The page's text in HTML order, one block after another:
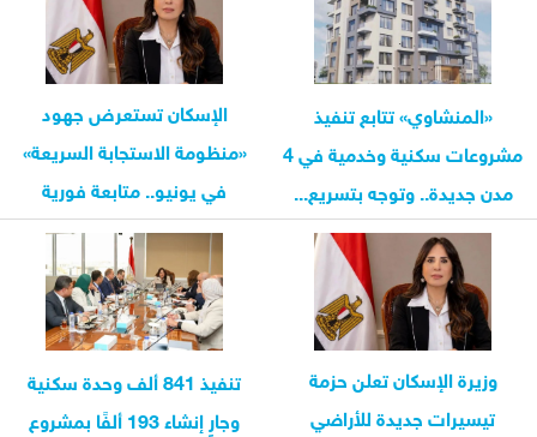
«المنشاوي» تتابع تنفيذ
مشروعات سكنية وخدمية في 4
مدن جديدة.. وتوجه بتسريع...
الإسكان تستعرض جهود
«منظومة الاستجابة السريعة»
في يونيو.. متابعة فورية
لشكاوى المواطنين...
وزيرة الإسكان تعلن حزمة
تيسيرات جديدة للأراضي
تنفيذ 841 ألف وحدة سكنية
وجارٍ إنشاء 193 ألفًا بمشروع